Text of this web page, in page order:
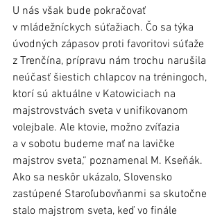
U nás však bude pokračovať
v mládežníckych súťažiach. Čo sa týka
úvodných zápasov proti favoritovi súťaže
z Trenčína, prípravu nám trochu narušila
neúčasť šiestich chlapcov na tréningoch,
ktorí sú aktuálne v Katowiciach na
majstrovstvách sveta v unifikovanom
volejbale. Ale ktovie, možno zvíťazia
a v sobotu budeme mať na lavičke
majstrov sveta,“ poznamenal M. Kseňák.
Ako sa neskôr ukázalo, Slovensko
zastúpené Staroľubovňanmi sa skutočne
stalo majstrom sveta, keď vo finále